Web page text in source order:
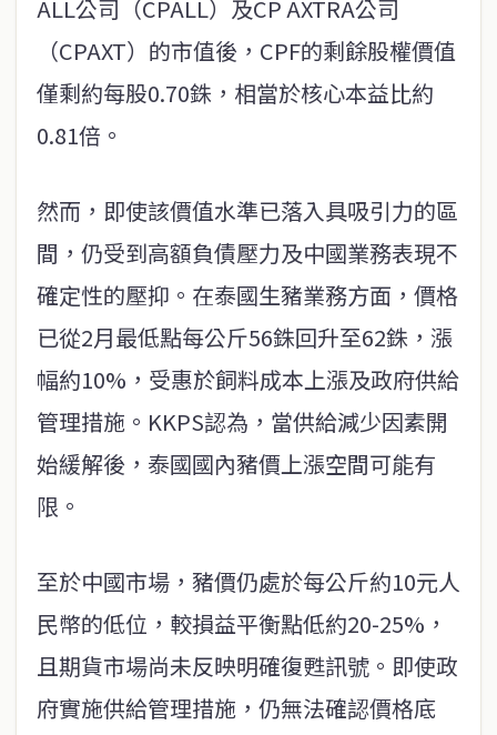
ALL公司（CPALL）及CP AXTRA公司
（CPAXT）的市值後，CPF的剩餘股權價值
僅剩約每股0.70銖，相當於核心本益比約
0.81倍。
然而，即使該價值水準已落入具吸引力的區
間，仍受到高額負債壓力及中國業務表現不
確定性的壓抑。在泰國生豬業務方面，價格
已從2月最低點每公斤56銖回升至62銖，漲
幅約10%，受惠於飼料成本上漲及政府供給
管理措施。KKPS認為，當供給減少因素開
始緩解後，泰國國內豬價上漲空間可能有
限。
至於中國市場，豬價仍處於每公斤約10元人
民幣的低位，較損益平衡點低約20-25%，
且期貨市場尚未反映明確復甦訊號。即使政
府實施供給管理措施，仍無法確認價格底